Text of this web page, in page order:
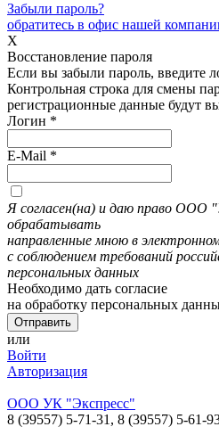
Забыли пароль?
обратитесь в офис нашей
X
Восстановление пароля
Если вы забыли пароль, введите
Контрольная строка для смены
регистрационные данные будут
Логин *
E-Mail *
Я согласен(на) и даю право ООО
обрабатывать
направленные мною в
с соблюдением требований
персональных данных
Необходимо дать согласие
на обработку персональных
или
Войти
Авторизация
ООО УК "Экспресс"
8 (39557) 5-71-31, 8 (39557) 5-61-